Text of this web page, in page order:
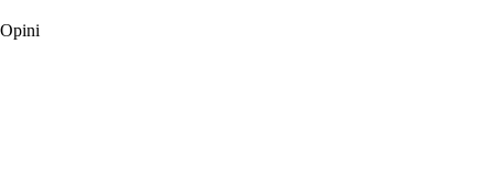
Opini